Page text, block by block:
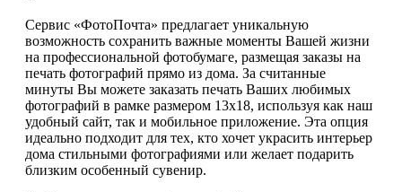
Сервис «ФотоПочта» предлагает уникальную
возможность сохранить важные моменты Вашей жизни
на профессиональной фотобумаге, размещая заказы на
печать фотографий прямо из дома. За считанные
минуты Вы можете заказать печать Ваших любимых
фотографий в рамке размером 13х18, используя как наш
удобный сайт, так и мобильное приложение. Эта опция
идеально подходит для тех, кто хочет украсить интерьер
дома стильными фотографиями или желает подарить
близким особенный сувенир.